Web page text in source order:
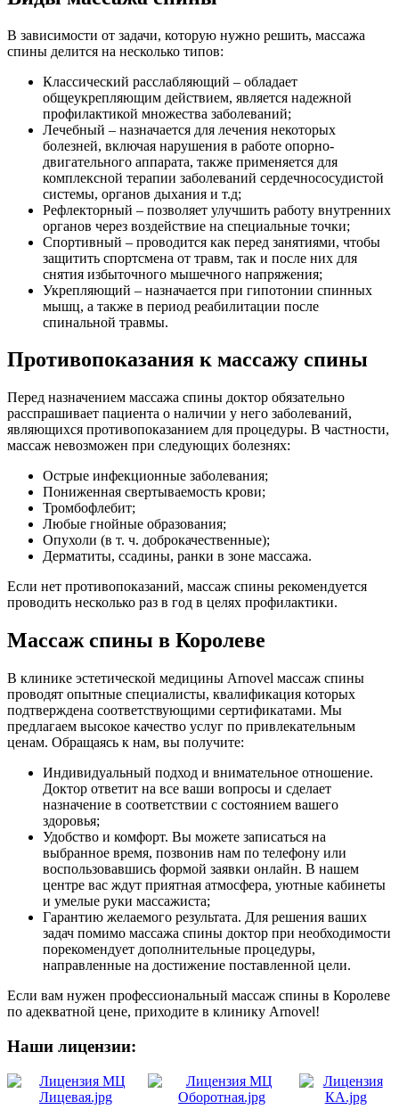
В зависимости от задачи, которую нужно решить, массажа
спины делится на несколько типов:
Классический расслабляющий – обладает
общеукрепляющим действием, является надежной
профилактикой множества заболеваний;
Лечебный – назначается для лечения некоторых
болезней, включая нарушения в работе опорно-
двигательного аппарата, также применяется для
комплексной терапии заболеваний сердечнососудистой
системы, органов дыхания и т.д;
Рефлекторный – позволяет улучшить работу внутренних
органов через воздействие на специальные точки;
Спортивный – проводится как перед занятиями, чтобы
защитить спортсмена от травм, так и после них для
снятия избыточного мышечного напряжения;
Укрепляющий – назначается при гипотонии спинных
мышц, а также в период реабилитации после
спинальной травмы.
Противопоказания к массажу спины
Перед назначением массажа спины доктор обязательно
расспрашивает пациента о наличии у него заболеваний,
являющихся противопоказанием для процедуры. В частности,
массаж невозможен при следующих болезнях:
Острые инфекционные заболевания;
Пониженная свертываемость крови;
Тромбофлебит;
Любые гнойные образования;
Опухоли (в т. ч. доброкачественные);
Дерматиты, ссадины, ранки в зоне массажа.
Если нет противопоказаний, массаж спины рекомендуется
проводить несколько раз в год в целях профилактики.
Массаж спины в Королеве
В клинике эстетической медицины Arnovel массаж спины
проводят опытные специалисты, квалификация которых
подтверждена соответствующими сертификатами. Мы
предлагаем высокое качество услуг по привлекательным
ценам. Обращаясь к нам, вы получите:
Индивидуальный подход и внимательное отношение.
Доктор ответит на все ваши вопросы и сделает
назначение в соответствии с состоянием вашего
здоровья;
Удобство и комфорт. Вы можете записаться на
выбранное время, позвонив нам по телефону или
воспользовавшись формой заявки онлайн. В нашем
центре вас ждут приятная атмосфера, уютные кабинеты
и умелые руки массажиста;
Гарантию желаемого результата. Для решения ваших
задач помимо массажа спины доктор при необходимости
порекомендует дополнительные процедуры,
направленные на достижение поставленной цели.
Если вам нужен профессиональный массаж спины в Королеве
по адекватной цене, приходите в клинику Arnovel!
Наши лицензии: